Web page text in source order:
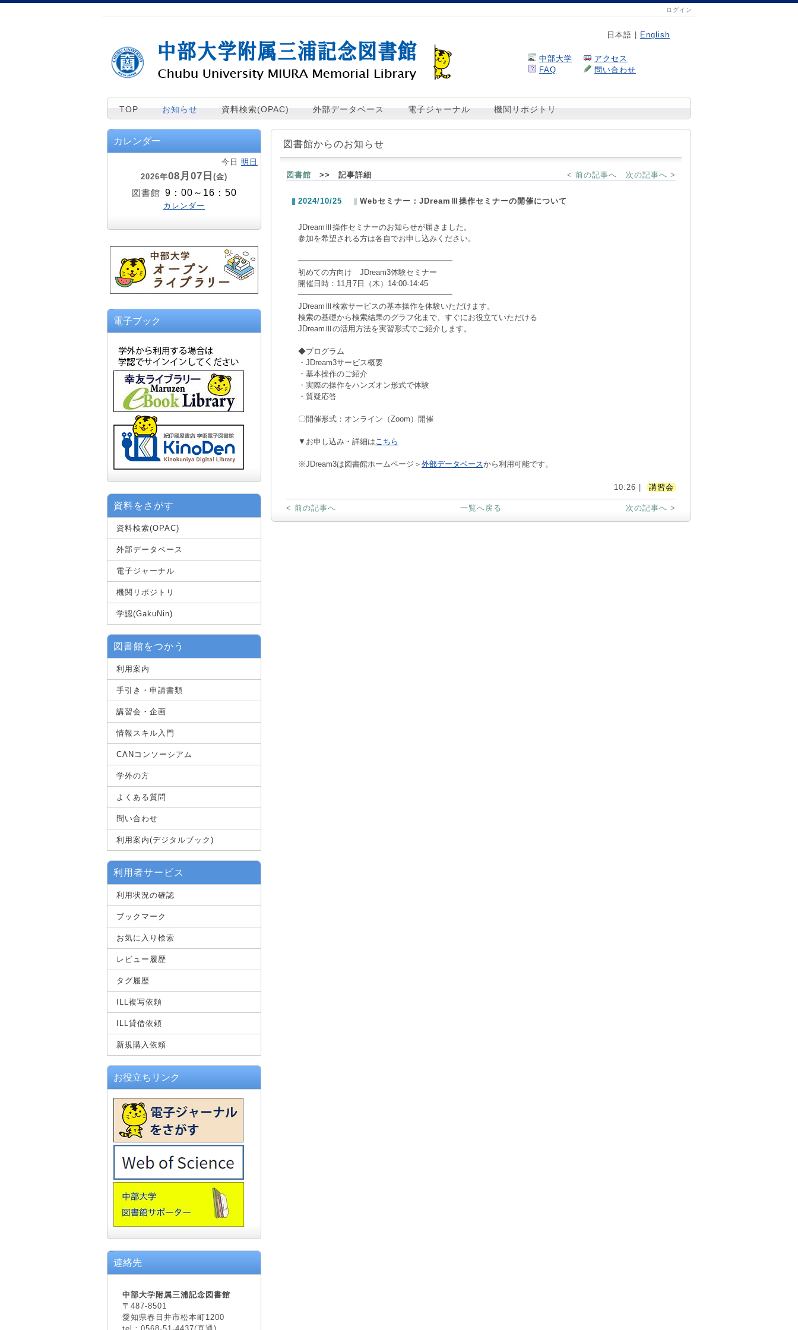
ログイン
日本語 | English
中部大学
アクセス
FAQ
問い合わせ
TOP お知らせ 資料検索(OPAC) 外部データベース 電子ジャーナル 機関リポジトリ
カレンダー
今日 明日
2026年08月07日 (金)
図書館 9：00～16：50
カレンダー
電子ブック
資料をさがす
資料検索(OPAC)
外部データベース
電子ジャーナル
機関リポジトリ
学認(GakuNin)
図書館をつかう
利用案内
手引き・申請書類
講習会・企画
情報スキル入門
CANコンソーシアム
学外の方
よくある質問
問い合わせ
利用案内(デジタルブック)
利用者サービス
利用状況の確認
ブックマーク
お気に入り検索
レビュー履歴
タグ履歴
ILL複写依頼
ILL貸借依頼
新規購入依頼
お役立ちリンク
連絡先
中部大学附属三浦記念図書館
〒487-8501
愛知県春日井市松本町1200
図書館からのお知らせ
図書館 >> 記事詳細 < 前の記事へ 次の記事へ >
2024/10/25 Webセミナー：JDreamⅢ操作セミナーの開催について
JDreamⅢ操作セミナーのお知らせが届きました。
参加を希望される方は各自でお申し込みください。
━━━━━━━━━━━━━━━━━━━━
初めての方向け JDream3体験セミナー
開催日時：11月7日（木）14:00-14:45
━━━━━━━━━━━━━━━━━━━━
JDreamⅢ検索サービスの基本操作を体験いただけます。
検索の基礎から検索結果のグラフ化まで、すぐにお役立ていただける
JDreamⅢの活用方法を実習形式でご紹介します。
◆プログラム
・JDream3サービス概要
・基本操作のご紹介
・実際の操作をハンズオン形式で体験
・質疑応答
〇開催形式：オンライン（Zoom）開催
▼お申し込み・詳細はこちら
※JDream3は図書館ホームページ＞ 外部データベースから利用可能です。
10:26 | 講習会
< 前の記事へ 次の記事へ >
一覧へ戻る